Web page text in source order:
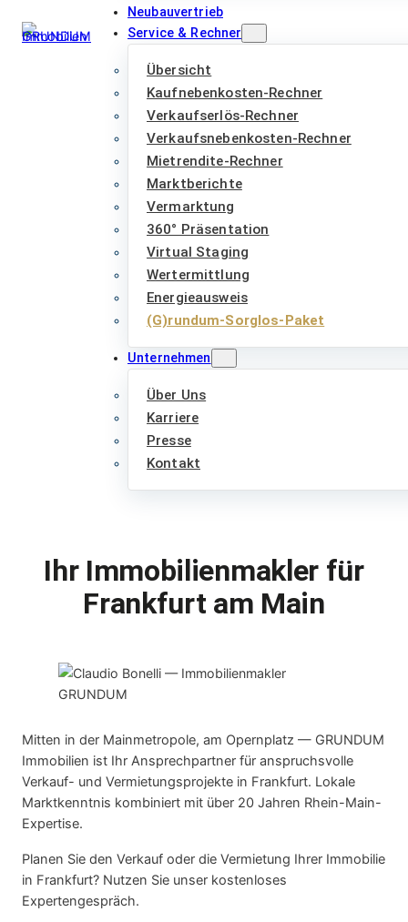
Neubauvertrieb
Service & Rechner
Übersicht
Kaufnebenkosten-Rechner
Verkaufserlös-Rechner
Verkaufsnebenkosten-Rechner
Mietrendite-Rechner
Marktberichte
Vermarktung
360° Präsentation
Virtual Staging
Wertermittlung
Energieausweis
(G)rundum-Sorglos-Paket
Unternehmen
Über Uns
Karriere
Presse
Kontakt
Ihr Immobilienmakler für
Frankfurt am Main
Mitten in der Mainmetropole, am Opernplatz — GRUNDUM
Immobilien ist Ihr Ansprechpartner für anspruchsvolle
Verkauf- und Vermietungsprojekte in Frankfurt. Lokale
Marktkenntnis kombiniert mit über 20 Jahren Rhein-Main-
Expertise.
Planen Sie den Verkauf oder die Vermietung Ihrer Immobilie
in Frankfurt? Nutzen Sie unser kostenloses
Expertengespräch.